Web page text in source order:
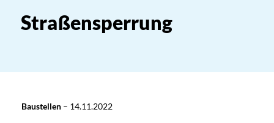
Straßensperrung
Baustellen– 14.11.2022